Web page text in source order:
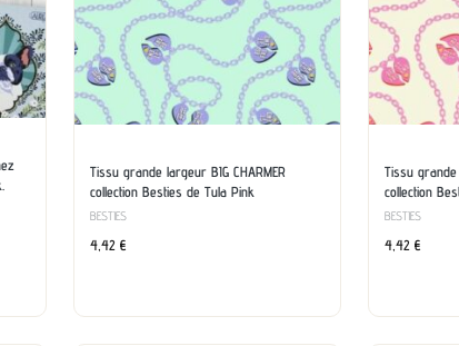
Tissu grande largeur BIG CHARMER
collection Besties de Tula Pink
BESTIES
4,42 €
Tissu grande
collection
BESTIES
4,42 €